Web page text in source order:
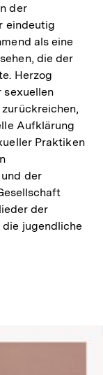
der
eindeutig
als eine
die der
Herzog
sexuellen
Aufklärung
Praktiken
der
der
jugendliche